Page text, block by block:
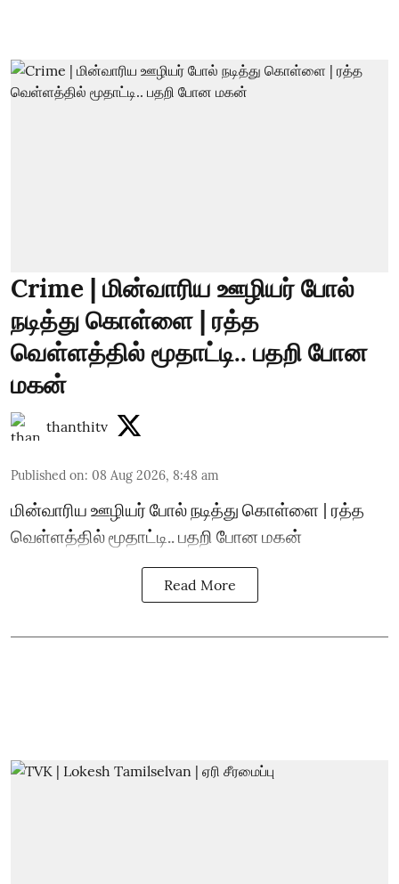
Crime | மின்வாரிய ஊழியர் போல்
நடித்து கொள்ளை | ரத்த
வெள்ளத்தில் மூதாட்டி.. பதறி போன
மகன்
thanthitv
Published on: 08 Aug 2026, 8:48 am
மின்வாரிய ஊழியர் போல் நடித்து கொள்ளை | ரத்த
வெள்ளத்தில் மூதாட்டி.. பதறி போன மகன்
Read More